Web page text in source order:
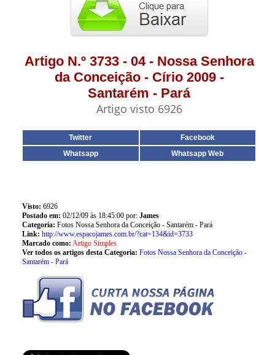
Artigo N.º 3733 - 04 - Nossa Senhora
da Conceição - Círio 2009 -
Santarém - Pará
Artigo visto 6926
Twitter
Facebook
Whatsapp
Whatsapp Web
Visto: 6926
Postado em: 02/12/09 às 18:45:00 por: James
Categoria: Fotos Nossa Senhora da Conceição - Santarém - Pará
Link: http://www.espacojames.com.br/?cat=134&id=3733
Marcado como: Artigo Simples
Ver todos os artigos desta Categoria: Fotos Nossa Senhora da Conceição -
Santarém - Pará